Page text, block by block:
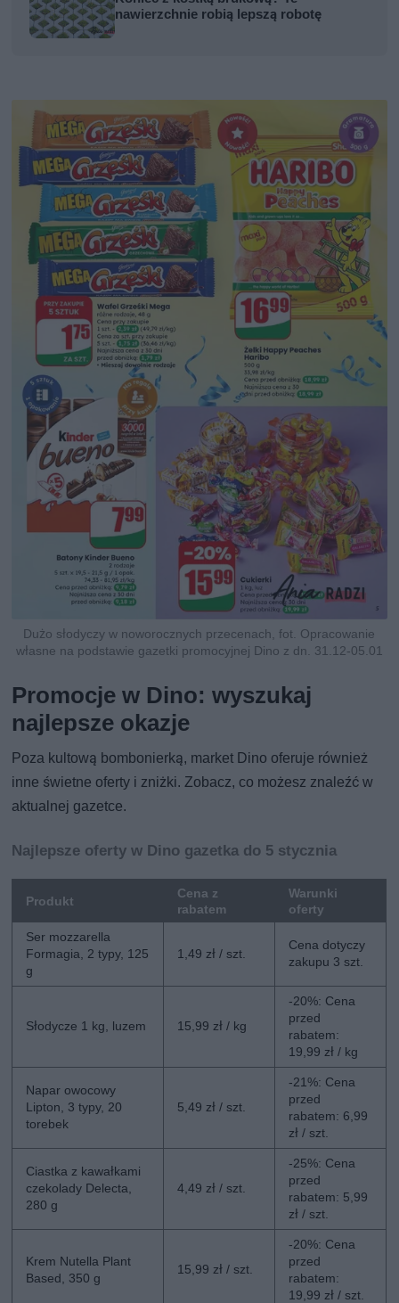
nawierzchnie robią lepszą robotę
Dużo słodyczy w noworocznych przecenach, fot. Opracowanie
własne na podstawie gazetki promocyjnej Dino z dn. 31.12-05.01
Promocje w Dino: wyszukaj
najlepsze okazje
Poza kultową bombonierką, market Dino oferuje również
inne świetne oferty i zniżki. Zobacz, co możesz znaleźć w
aktualnej gazetce.
Najlepsze oferty w Dino gazetka do 5 stycznia
Produkt
Cena z
rabatem
Warunki
oferty
Ser mozzarella
Formagia, 2 typy, 125
g
1,49 zł / szt.
Cena dotyczy
zakupu 3 szt.
Słodycze 1 kg, luzem 15,99 zł / kg
-20%: Cena
przed
rabatem:
19,99 zł / kg
Napar owocowy
Lipton, 3 typy, 20
torebek
5,49 zł / szt.
-21%: Cena
przed
rabatem: 6,99
zł / szt.
Ciastka z kawałkami
czekolady Delecta,
280 g
4,49 zł / szt.
-25%: Cena
przed
rabatem: 5,99
zł / szt.
Krem Nutella Plant
Based, 350 g
15,99 zł / szt.
-20%: Cena
przed
rabatem:
19,99 zł / szt.